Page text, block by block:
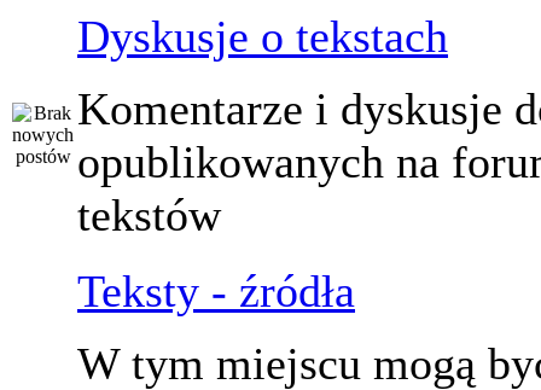
Dyskusje o tekstach
Komentarze i dyskusje
opublikowanych na
tekstów
Teksty - źródła
W tym miejscu mogą